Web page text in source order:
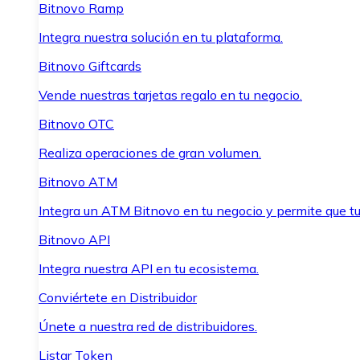
Bitnovo Ramp
Integra nuestra solución en tu plataforma.
Bitnovo Giftcards
Vende nuestras tarjetas regalo en tu negocio.
Bitnovo OTC
Realiza operaciones de gran volumen.
Bitnovo ATM
Integra un ATM Bitnovo en tu negocio y permite que
Bitnovo API
Integra nuestra API en tu ecosistema.
Conviértete en Distribuidor
Únete a nuestra red de distribuidores.
Listar Token